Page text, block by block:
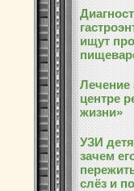
ищут
Лечение
центре
жизни»
УЗИ
зачем
слёз и